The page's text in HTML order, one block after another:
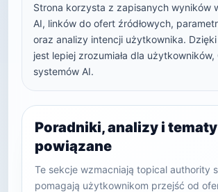
Strona korzysta z zapisanych wyników
AI, linków do ofert źródłowych,
oraz analizy intencji użytkownika.
jest lepiej zrozumiała dla użytkowników,
systemów AI.
Poradniki, analizy i tematy
powiązane
Te sekcje wzmacniają topical authority
pomagają użytkownikom przejść od